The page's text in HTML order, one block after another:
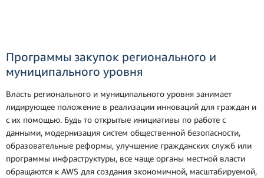
Программы закупок регионального и
муниципального уровня
Власть регионального и муниципального уровня занимает
лидирующее положение в реализации инноваций для граждан и
с их помощью. Будь то открытые инициативы по работе с
данными, модернизация систем общественной безопасности,
образовательные реформы, улучшение гражданских служб или
программы инфраструктуры, все чаще органы местной власти
обращаются к AWS для создания экономичной, масштабируемой,